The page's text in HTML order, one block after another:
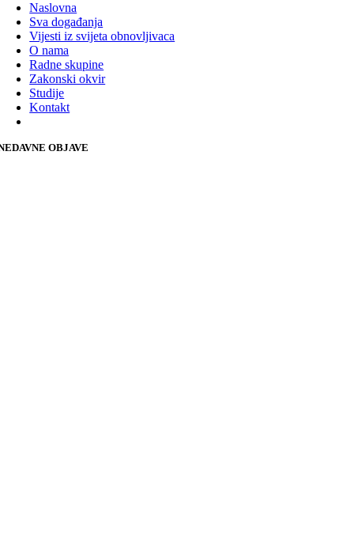
Naslovna
Sva događanja
Vijesti iz svijeta obnovljivaca
O nama
Radne skupine
Zakonski okvir
Studije
Kontakt
OBJAVE